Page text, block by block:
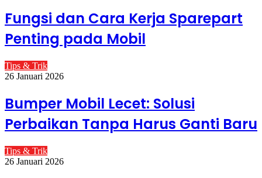
Fungsi dan Cara Kerja Sparepart
Penting pada Mobil
Tips & Trik
26 Januari 2026
Bumper Mobil Lecet: Solusi
Perbaikan Tanpa Harus Ganti Baru
Tips & Trik
26 Januari 2026